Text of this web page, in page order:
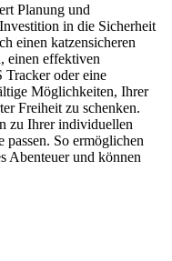
Planung und
in die Sicherheit
einen katzensicheren
einen effektiven
Tracker oder eine
Möglichkeiten, Ihrer
Freiheit zu schenken.
zu Ihrer individuellen
So ermöglichen
Abenteuer und können